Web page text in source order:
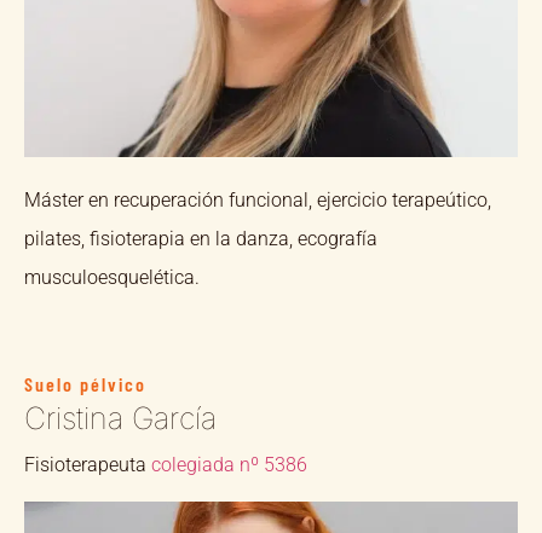
Máster en recuperación funcional, ejercicio terapeútico,
pilates, fisioterapia en la danza, ecografía
musculoesquelética.
Suelo pélvico
Cristina García
Fisioterapeuta colegiada nº 5386